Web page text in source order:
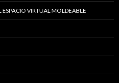
VIRTUAL MOLDEABLE